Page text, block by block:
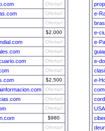
Ofertar!
Ofertar!
Ofertar!
$2,000
Ofertar!
Ofertar!
Ofertar!
Ofertar!
$2,500
Ofertar!
Ofertar!
Ofertar!
$980
Ofertar!
e-
e-
e-
e-
e-